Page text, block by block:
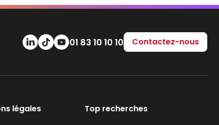
Numéro de téléphone
01 83 10 10 10 Contactez-nous
légales Top recherches